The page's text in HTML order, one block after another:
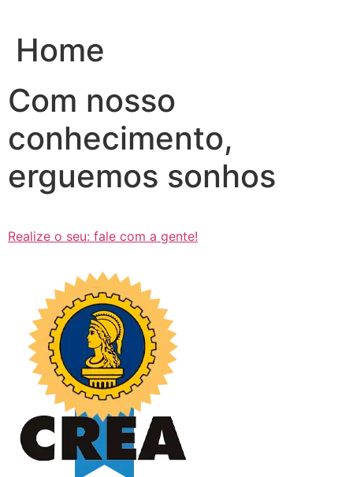
conteúdo
Home
Com nosso
conhecimento,
erguemos sonhos
Realize o seu: fale com a gente!